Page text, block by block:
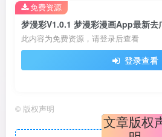
梦漫彩V1.0.1 梦漫彩漫画App最新去
此内容为免费资源，请登录后查看
登录查看
免费资源
© 版权声明
文章版权